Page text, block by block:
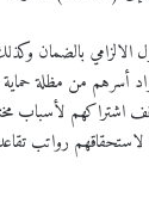
بالضمان
أسرهم من مظلة
اشتراكهم
رواتب